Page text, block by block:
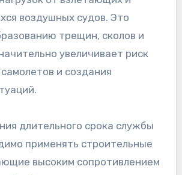
воздушных судов. Это
трещин, сколов и
увеличивает риск
и создания
длительного срока службы
применять строительные
высоким сопротивлением